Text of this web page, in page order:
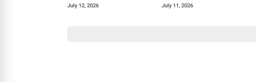
Strategis Disimpan di
July 12, 2026
Tidak Wajibkan Dana
July 11, 2026